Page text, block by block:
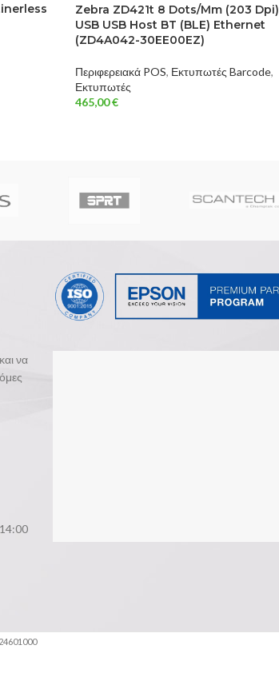
Zebra ZD421t 8 Dots/mm (203 Dpi)
USB USB Host BT (BLE) Ethernet
(ZD4A042-30EE00EZ)
Περιφερειακά POS, Εκτυπωτές Barcode,
Εκτυπωτές
465,00€
να